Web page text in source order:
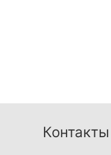
Контакты